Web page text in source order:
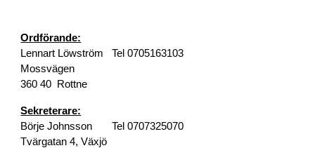
Ordförande:
Lennart Löwström Tel 0705163103
Mossvägen
360 40 Rottne
Sekreterare:
Börje Johnsson Tel 0707325070
Tvärgatan 4,Växjö